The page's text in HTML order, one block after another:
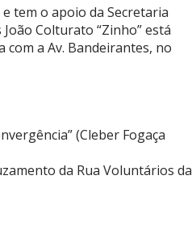
tem o apoio da Secretaria
Colturato “Zinho” está
a Av. Bandeirantes, no
(Cleber Fogaça
da Rua Voluntários da